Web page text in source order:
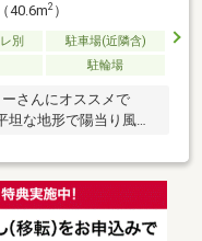
40.6m2）
別
駐車場(近隣含)
駐輪場
さんにオススメで
な地形で陽当り風通